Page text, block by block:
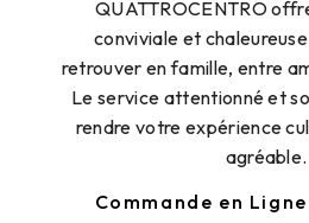
QUATTROCENTRO
conviviale et
retrouver en famille, entre
Le service attentionné et
rendre votre expérience
agréable.
Commande en